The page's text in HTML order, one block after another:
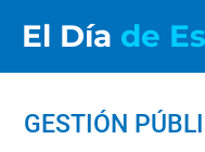
El Día de
GESTIÓN